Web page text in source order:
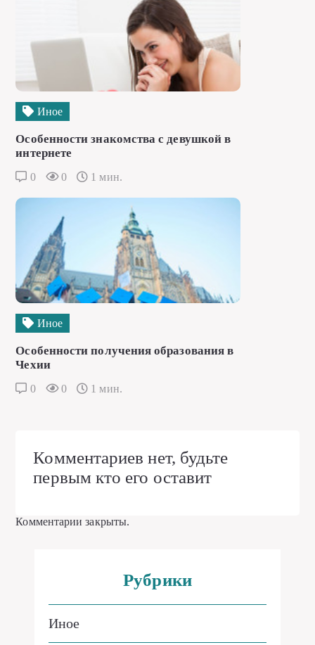
Иное
Особенности знакомства с девушкой в
интернете
0 0 1 мин.
Иное
Особенности получения образования в
Чехии
0 0 1 мин.
Комментариев нет, будьте
первым кто его оставит
Комментарии закрыты.
Рубрики
Иное